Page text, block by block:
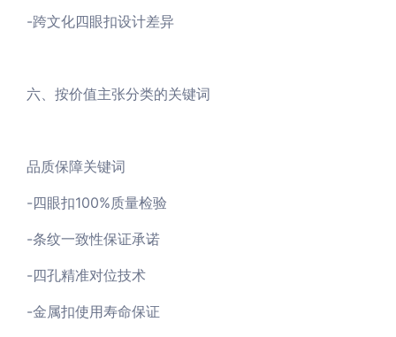
-跨文化四眼扣设计差异
六、按价值主张分类的关键词
品质保障关键词
-四眼扣100%质量检验
-条纹一致性保证承诺
-四孔精准对位技术
-金属扣使用寿命保证